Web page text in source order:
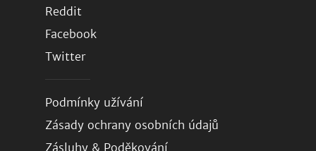
Reddit
Facebook
Twitter
Podmínky užívání
Zásady ochrany osobních údajů
Zásluhy & Poděkování